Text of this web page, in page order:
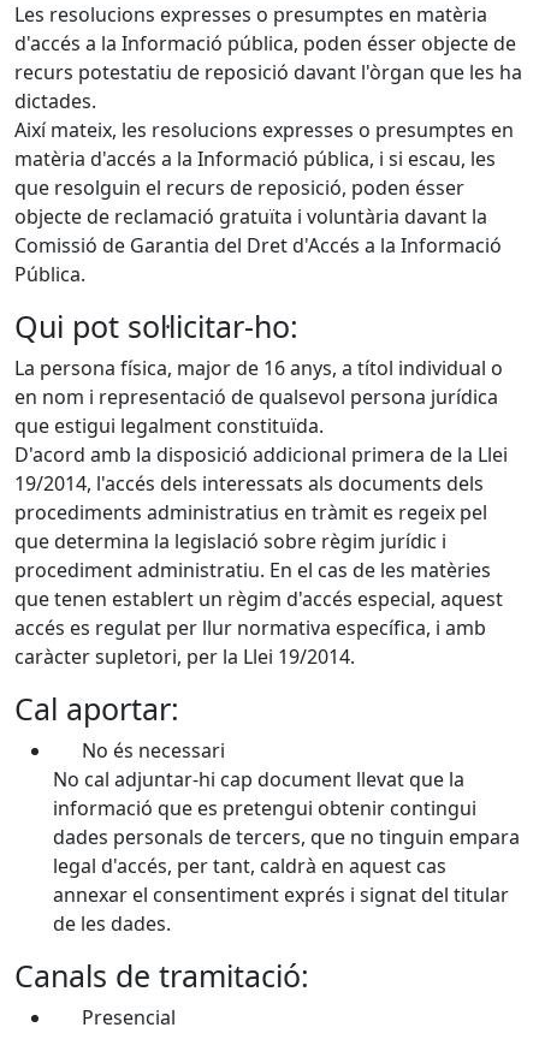
Les resolucions expresses o presumptes en matèria
d'accés a la Informació pública, poden ésser objecte de
recurs potestatiu de reposició davant l'òrgan que les ha
dictades.
Així mateix, les resolucions expresses o presumptes en
matèria d'accés a la Informació pública, i si escau, les
que resolguin el recurs de reposició, poden ésser
objecte de reclamació gratuïta i voluntària davant la
Comissió de Garantia del Dret d'Accés a la Informació
Pública.
Qui pot sol·licitar-ho:
La persona física, major de 16 anys, a títol individual o
en nom i representació de qualsevol persona jurídica
que estigui legalment constituïda.
D'acord amb la disposició addicional primera de la Llei
19/2014, l'accés dels interessats als documents dels
procediments administratius en tràmit es regeix pel
que determina la legislació sobre règim jurídic i
procediment administratiu. En el cas de les matèries
que tenen establert un règim d'accés especial, aquest
accés es regulat per llur normativa específica, i amb
caràcter supletori, per la Llei 19/2014.
Cal aportar:
No és necessari
No cal adjuntar-hi cap document llevat que la
informació que es pretengui obtenir contingui
dades personals de tercers, que no tinguin empara
legal d'accés, per tant, caldrà en aquest cas
annexar el consentiment exprés i signat del titular
de les dades.
Canals de tramitació:
Presencial